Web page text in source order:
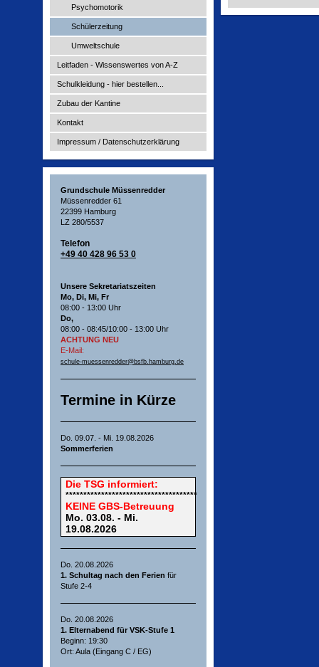
Psychomotorik
Schülerzeitung
Umweltschule
Leitfaden - Wissenswertes von A-Z
Schulkleidung - hier bestellen...
Zubau der Kantine
Kontakt
Impressum / Datenschutzerklärung
Grundschule Müssenredder
Müssenredder 61
22399 Hamburg
LZ 280/5537
Telefon
+49 40 428 96 53 0
Unsere Sekretariatszeiten
Mo, Di, Mi, Fr
08:00 - 13:00 Uhr
Do,
08:00 - 08:45/10:00 - 13:00 Uhr
ACHTUNG NEU
E-Mail:
schule-muessenredder@bsfb.hamburg.de
Termine in Kürze
Do. 09.07. - Mi. 19.08.2026
Sommerferien
Die TSG informiert:
*************************************
KEINE GBS-Betreuung
Mo. 03.08. - Mi.
19.08.2026
Do. 20.08.2026
1. Schultag nach den Ferien für
Stufe 2-4
Do. 20.08.2026
1. Elternabend für VSK-Stufe 1
Beginn: 19:30
Ort: Aula (Eingang C / EG)